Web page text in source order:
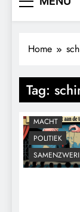
Home
Tag:
CONTROLE
MACHT
POLITIEK